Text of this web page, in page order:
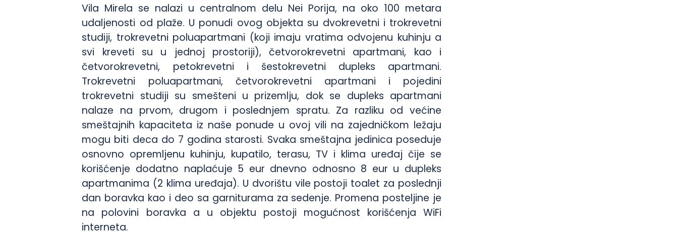
Vila Mirela se nalazi u centralnom delu Nei Porija, na oko 100 metara
udaljenosti od plaže. U ponudi ovog objekta su dvokrevetni i trokrevetni
studiji, trokrevetni poluapartmani (koji imaju vratima odvojenu kuhinju a
svi kreveti su u jednoj prostoriji), četvorokrevetni apartmani, kao i
četvorokrevetni, petokrevetni i šestokrevetni dupleks apartmani.
Trokrevetni poluapartmani, četvorokrevetni apartmani i pojedini
trokrevetni studiji su smešteni u prizemlju, dok se dupleks apartmani
nalaze na prvom, drugom i poslednjem spratu. Za razliku od većine
smeštajnih kapaciteta iz naše ponude u ovoj vili na zajedničkom ležaju
mogu biti deca do 7 godina starosti. Svaka smeštajna jedinica poseduje
osnovno opremljenu kuhinju, kupatilo, terasu, TV i klima uređaj čije se
korišćenje dodatno naplaćuje 5 eur dnevno odnosno 8 eur u dupleks
apartmanima (2 klima uređaja). U dvorištu vile postoji toalet za poslednji
dan boravka kao i deo sa garniturama za sedenje. Promena posteljine je
na polovini boravka a u objektu postoji mogućnost korišćenja WiFi
interneta.